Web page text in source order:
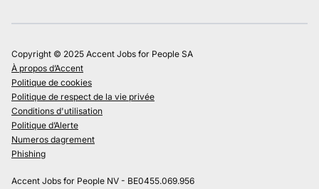
Copyright © 2025 Accent Jobs for People SA
À propos d’Accent
Politique de cookies
Politique de respect de la vie privée
Conditions d'utilisation
Politique d’Alerte
Numeros dagrement
Phishing
Accent Jobs for People NV - BE0455.069.956